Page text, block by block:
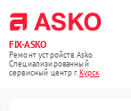
FIX-ASKO
Ремонт устройств Asko
Специализированный
cервисный центр г.Курск